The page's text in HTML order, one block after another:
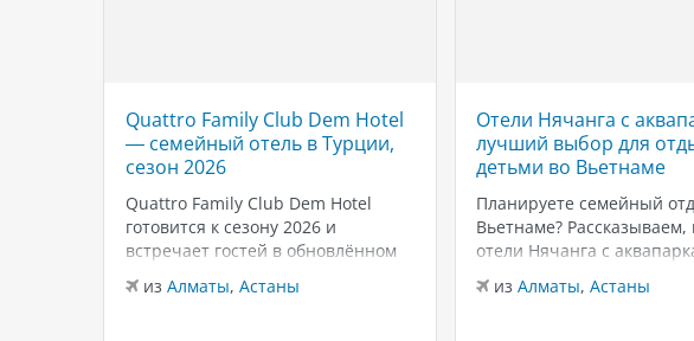
Quattro Family Club Dem Hotel
— семейный отель в Турции,
сезон 2026
Quattro Family Club Dem Hotel
готовится к сезону 2026 и
встречает гостей в обновлённом
формате, делая ставку на
повышенный комфорт,
из Алматы, Астаны
Отели Нячанга с
лучший выбор для
детьми во Вьетнаме
Планируете семейный
Вьетнаме? Рассказываем,
отели Нячанга с
подойдут для отдыха с
бассейны, горки, пляжи и
из Алматы, Астаны